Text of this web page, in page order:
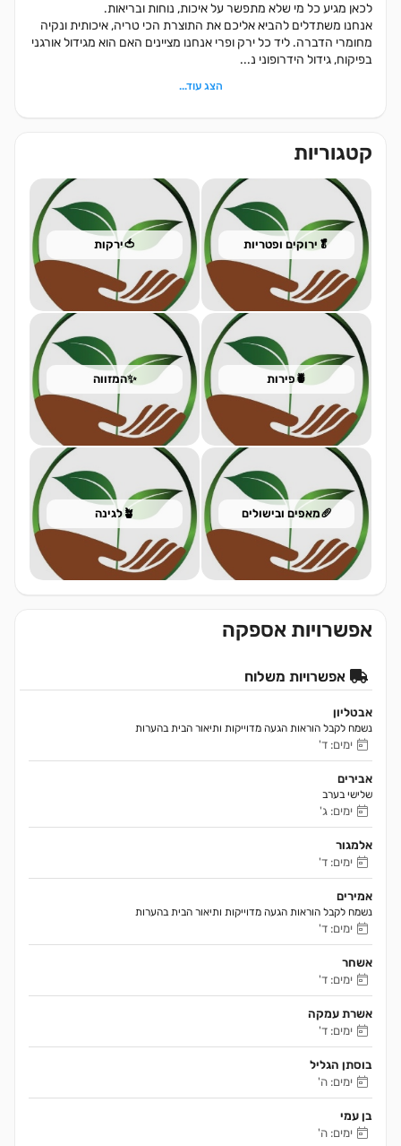
לכאן מגיע כל מי שלא מתפשר על איכות, נוחות ובריאות.
אנחנו משתדלים להביא אליכם את התוצרת הכי טריה, איכותית ונקיה
מחומרי הדברה. ליד כל ירק ופרי אנחנו מציינים האם הוא מגידול אורגני
בפיקוח, גידול הידרופוני נ...
הצג עוד...
קטגוריות
🥬ירוקים ופטריות 🍅ירקות
🍍פירות ✨המזווה
🥖מאפים ובישולים 🪴לגינה
אפשרויות אספקה
אפשרויות משלוח
אבטליון
נשמח לקבל הוראות הגעה מדוייקות ותיאור הבית בהערות
ימים: ד'
אבירים
שלישי בערב
ימים: ג'
אלמגור
ימים: ד'
אמירים
נשמח לקבל הוראות הגעה מדוייקות ותיאור הבית בהערות
ימים: ד'
אשחר
ימים: ד'
אשרת עמקה
ימים: ד'
בוסתן הגליל
ימים: ה'
בן עמי
ימים: ה'